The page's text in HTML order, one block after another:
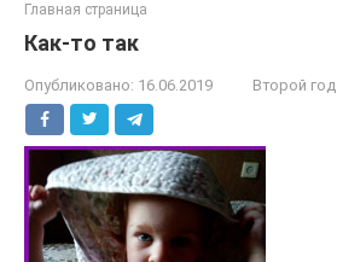
Главная страница
Как-то так
Опубликовано: 16.06.2019 Второй год